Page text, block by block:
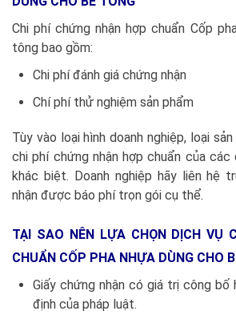
Chi phí chứng nhận hợp chuẩn Cốp
tông bao gồm:
Chi phí đánh giá chứng nhận
Chí phí thử nghiệm sản phẩm
Tùy vào loại hình doanh nghiệp, loại
chi phí chứng nhận hợp chuẩn của
khác biệt. Doanh nghiệp hãy liên hệ
nhận được báo phí trọn gói cụ thể.
TẠI SAO NÊN LỰA CHỌN DỊCH VỤ
CHUẨN CỐP PHA NHỰA DÙNG CHO
Giấy chứng nhận có giá trị công bố
định của pháp luật.